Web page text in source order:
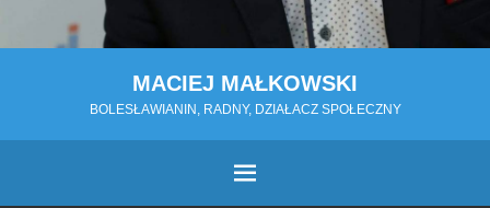
MACIEJ MAŁKOWSKI
BOLESŁAWIANIN, RADNY, DZIAŁACZ SPOŁECZNY
MENU